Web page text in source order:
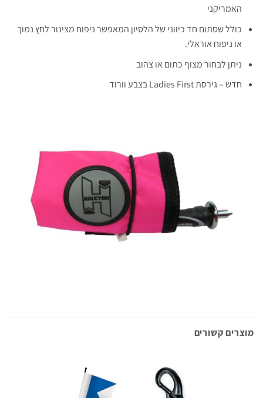
האמריקני
כולל שסתום חד כיווני של הלסיון המאפשר ניפוח מצינור לחץ נמוך
או ניפוח אוראלי.
ניתן לבחור מצוף כתום או צהוב
חדש – גירסת Ladies First בצבע וורוד
מוצרים קשורים